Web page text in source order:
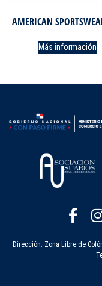
AMERICAN
Más información
Dirección: Zona Libre de